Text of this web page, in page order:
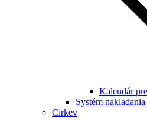
Kalendár
Systém
Cirkev